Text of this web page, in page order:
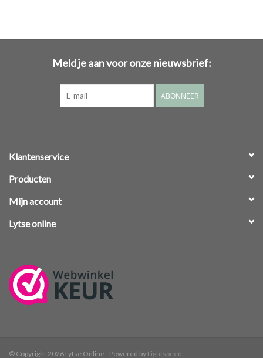
Meld je aan voor onze nieuwsbrief:
ABONNEER
Klantenservice
Producten
Mijn account
Lytse online
© Copyright 2026 Lytse Online - Powered by Lightspeed